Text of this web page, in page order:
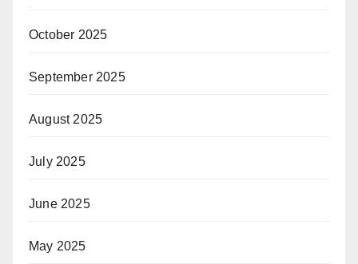
October 2025
September 2025
August 2025
July 2025
June 2025
May 2025